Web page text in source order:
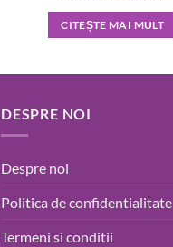
CITEȘTE MAI MULT
DESPRE NOI
Despre noi
Politica de confidentialitate
Termeni si conditii